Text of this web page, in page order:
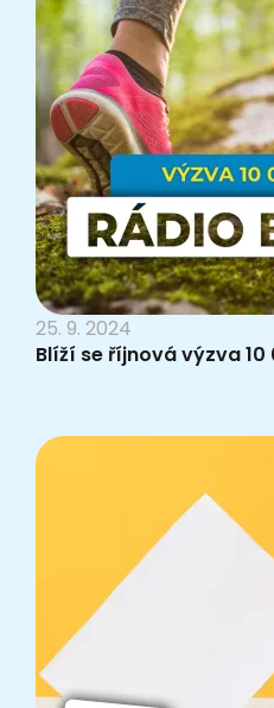
25. 9. 2024
Blíží se říjnová výzva